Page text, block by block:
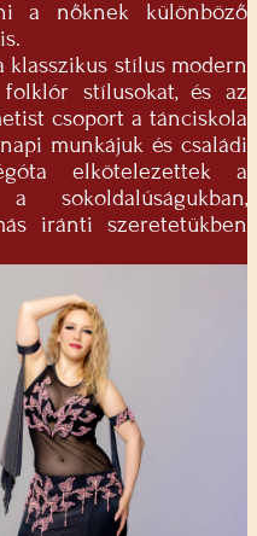
a nőknek különböző
klasszikus stílus modern
stílusokat, és az
csoport a tánciskola
munkájuk és családi
elkötelezettek a
iránti szeretetükben